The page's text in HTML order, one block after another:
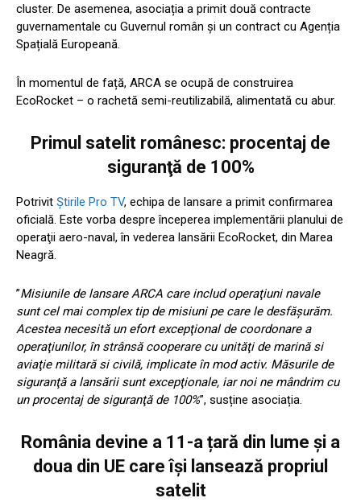
cluster. De asemenea, asociația a primit două contracte
guvernamentale cu Guvernul român și un contract cu Agenția
Spațială Europeană.
În momentul de față, ARCA se ocupă de construirea
EcoRocket – o rachetă semi-reutilizabilă, alimentată cu abur.
Primul satelit românesc: procentaj de
siguranţă de 100%
Potrivit Știrile Pro TV, echipa de lansare a primit confirmarea
oficială. Este vorba despre începerea implementării planului de
operaţii aero-naval, în vederea lansării EcoRocket, din Marea
Neagră.
”Misiunile de lansare ARCA care includ operaţiuni navale
sunt cel mai complex tip de misiuni pe care le desfăşurăm.
Acestea necesită un efort excepţional de coordonare a
operaţiunilor, în strânsă cooperare cu unităţi de marină si
aviaţie militară si civilă, implicate în mod activ. Măsurile de
siguranţă a lansării sunt excepţionale, iar noi ne mândrim cu
un procentaj de siguranţă de 100%”, susține asociația.
România devine a 11-a țară din lume și a
doua din UE care își lansează propriul
satelit